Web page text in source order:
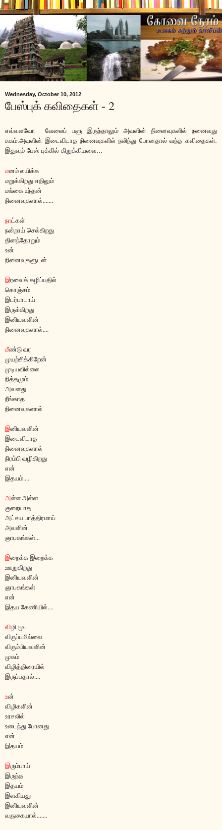
Wednesday, October 10, 2012
பேஸ்புக் கவிதைகள் - 2
எவ்வளவோ வேலைப் பளு இருந்தாலும் அவளின் நினைவுகளில் நனைவது
சுகம்.அவளின் இடைவிடாத நினைவுகளில் நலிந்து போனதால் வந்த கவிதைகள்.
இதுவும் பேஸ் புக்கில் கிறுக்கியவை...
மனம் லயிக்க
மறுக்கிறது எதிலும்
மங்கை உந்தன்
நினைவுகளால்.......
நாட்கள்
நன்றாய் செல்கிறது
தினந்தோறும்
உன்
நினைவுகளுடன்
இரவைக் கழிப்பதில்
கொஞ்சம்
இடர்பாடாய்
இருக்கிறது
இனியவளின்
நினைவுகளால்....
மீண்டு வர
முயற்சிக்கிறேன்
முடியவில்லை
நித்தமும்
அவளது
நீங்காத
நினைவுகளால்
இனியவளின்
இடைவிடாத
நினைவுகளால்
நிரம்பி வழிகிறது
என்
இதயம்....
அள்ள அள்ள
குறையாத
அட்சய பாத்திரமாய்
அவளின்
ஞாபகங்கள்...
இறைக்க இறைக்க
ஊறுகிறது
இனியவளின்
ஞாபகங்கள்
என்
இதய கேணியில்....
விழி மூட
விருப்பமில்லை
விரும்பியவளின்
முகம்
விழித்திரையில்
இருப்பதால்....
உன்
விழிகளின்
உரசலில்
உடைந்து போனது
என்
இதயம்
இரும்பாய்
இருந்த
இதயம்
இளகியது
இனியவளின்
வருகையால்.......